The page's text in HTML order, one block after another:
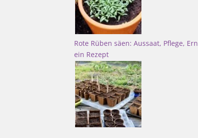
Rote Rüben säen: Aussaat, Pflege,
ein Rezept